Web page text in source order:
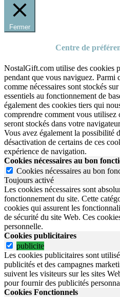
Fermer
Centre de
NostalGift.com utilise des cookies
pendant que vous naviguez. Parmi
comme nécessaires sont stockés
essentiels au fonctionnement de
également des cookies tiers qui
comprendre comment vous utilisez
seront stockés dans votre
Vous avez également la possibilité
désactivation de certains de ces
expérience de navigation.
Cookies nécessaires au bon
Cookies nécessaires au bon
Toujours activé
Les cookies nécessaires sont
fonctionnement du site. Cette
cookies qui assurent les
de sécurité du site Web. Ces
personnelle.
Cookies publicitaires
publicite
Les cookies publicitaires sont
publicités et des campagnes
suivent les visiteurs sur les sites
pour fournir des publicités
Cookies Fonctionnels